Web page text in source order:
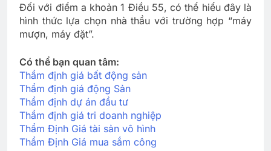
Đối với điểm a khoản 1 Điều 55, có thể hiểu đây là
hình thức lựa chọn nhà thầu với trường hợp “máy
mượn, máy đặt”.
Có thể bạn quan tâm:
Thẩm định giá bất động sản
Thẩm định giá động Sản
Thẩm định dự án đầu tư
Thẩm định giá tri doanh nghiệp
Thẩm Định Giá tài sản vô hình
Thẩm Định Giá mua sắm công